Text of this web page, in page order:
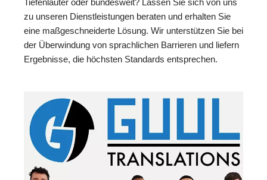
Tiefenlauter oder bundesweit? Lassen Sie sich von uns
zu unseren Dienstleistungen beraten und erhalten Sie
eine maßgeschneiderte Lösung. Wir unterstützen Sie bei
der Überwindung von sprachlichen Barrieren und liefern
Ergebnisse, die höchsten Standards entsprechen.